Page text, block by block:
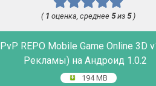
( 1 оценка, среднее 5из 5)
REPO Mobile Game Online 3D
Рекламы) на Андроид 1.0.2
194 MB